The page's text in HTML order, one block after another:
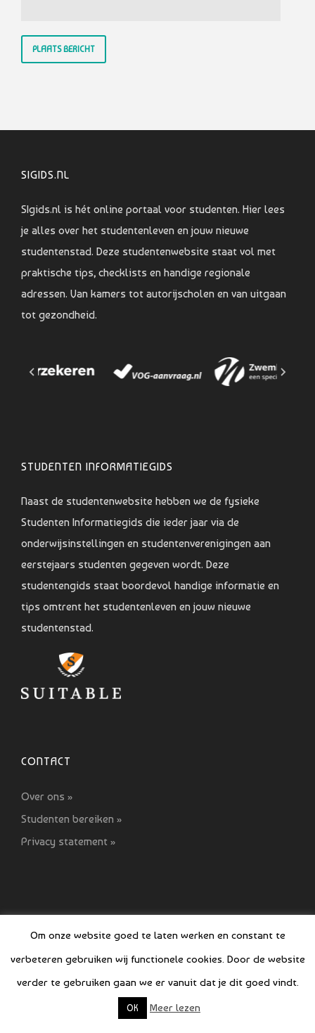
SIGIDS.NL
SIgids.nl is hét online portaal voor studenten. Hier lees
je alles over het studentenleven en jouw nieuwe
studentenstad. Deze studentenwebsite staat vol met
praktische tips, checklists en handige regionale
adressen. Van kamers tot autorijscholen en van uitgaan
tot gezondheid.
STUDENTEN INFORMATIEGIDS
Naast de studentenwebsite hebben we de fysieke
Studenten Informatiegids die ieder jaar via de
onderwijsinstellingen en studentenverenigingen aan
eerstejaars studenten gegeven wordt. Deze
studentengids staat boordevol handige informatie en
tips omtrent het studentenleven en jouw nieuwe
studentenstad.
CONTACT
Over ons »
Studenten bereiken »
Privacy statement »
© COPYRIGHT SI GIDS 2021-2022
Om onze website goed te laten werken en constant te
verbeteren gebruiken wij functionele cookies. Door de website
verder te gebruiken gaan we er vanuit dat je dit goed vindt.
OK Meer lezen